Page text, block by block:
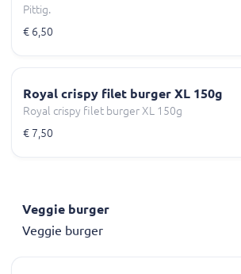
Pittig.
€ 6,50
Royal crispy filet burger XL 150g
Royal crispy filet burger XL 150g
€ 7,50
Veggie burger
Veggie burger